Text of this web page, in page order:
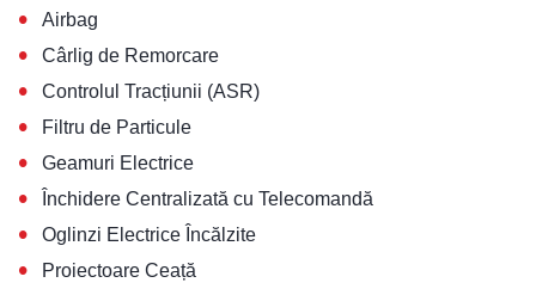
• Airbag
• Cârlig de Remorcare
• Controlul Tracțiunii (ASR)
• Filtru de Particule
• Geamuri Electrice
• Închidere Centralizată cu Telecomandă
• Oglinzi Electrice Încălzite
• Proiectoare Ceață